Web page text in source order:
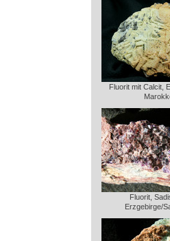
Fluorit mit Calcit,
Fluorit,
Erzgebirge/